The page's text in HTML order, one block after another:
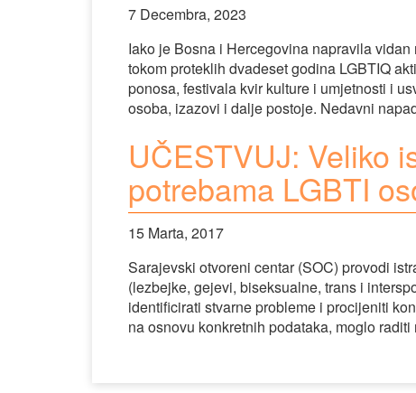
7 Decembra, 2023
Iako je Bosna i Hercegovina napravila
tokom proteklih dvadeset godina LGBTIQ
ponosa, festivala kvir kulture i umjetnosti i
osoba, izazovi i dalje postoje. Nedavni
UČESTVUJ: Veliko
potrebama LGBTI
15 Marta, 2017
Sarajevski otvoreni centar (SOC) provodi
(lezbejke, gejevi, biseksualne, trans i
identificirati stvarne probleme i procijeniti
na osnovu konkretnih podataka, moglo